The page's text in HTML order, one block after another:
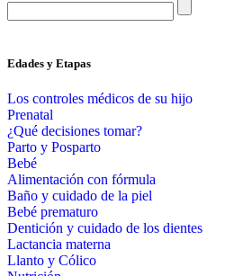
Edades y Etapas
Los controles médicos de su hijo
Prenatal
¿Qué decisiones tomar?
Parto y Posparto
Bebé
Alimentación con fórmula
Baño y cuidado de la piel
Bebé prematuro
Dentición y cuidado de los dientes
Lactancia materna
Llanto y Cólico